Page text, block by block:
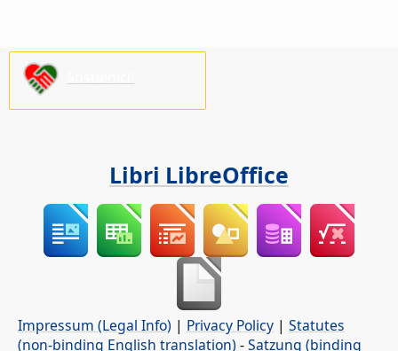
Libri LibreOffice
Impressum (Legal Info) | Privacy Policy | Statutes
(non-binding English translation) -Satzung (binding